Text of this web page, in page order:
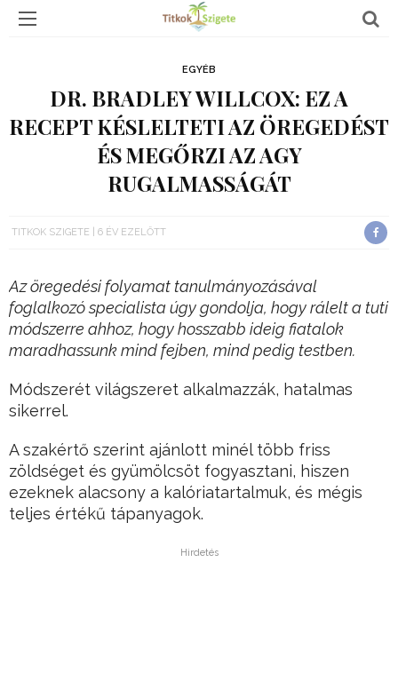
EGYÉB
DR. BRADLEY WILLCOX: EZ A
RECEPT KÉSLELTETI AZ ÖREGEDÉST
ÉS MEGŐRZI AZ AGY
RUGALMASSÁGÁT
TITKOK SZIGETE 6 ÉV EZELŐTT
Az öregedési folyamat tanulmányozásával
foglalkozó specialista úgy gondolja, hogy rálelt a tuti
módszerre ahhoz, hogy hosszabb ideig fiatalok
maradhassunk mind fejben, mind pedig testben.
Módszerét világszeret alkalmazzák, hatalmas
sikerrel.
A szakértő szerint ajánlott minél több friss
zöldséget és gyümölcsöt fogyasztani, hiszen
ezeknek alacsony a kalóriatartalmuk, és mégis
teljes értékű tápanyagok.
Hirdetés